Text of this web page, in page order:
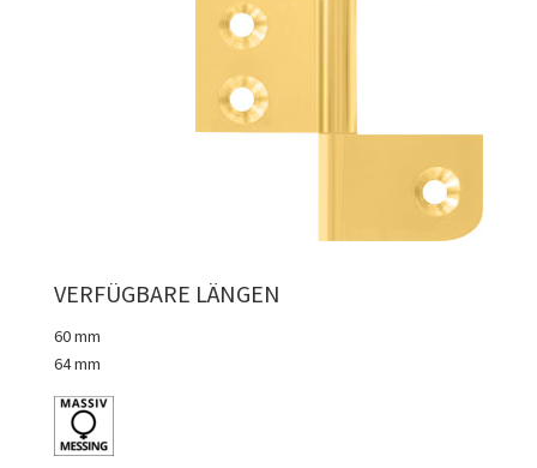
VERFÜGBARE LÄNGEN
60 mm
64 mm